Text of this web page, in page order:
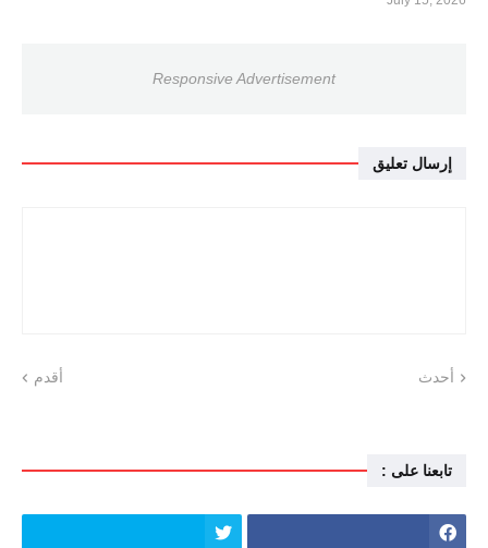
Responsive Advertisement
إرسال تعليق
أحدث أقدم
تابعنا على :